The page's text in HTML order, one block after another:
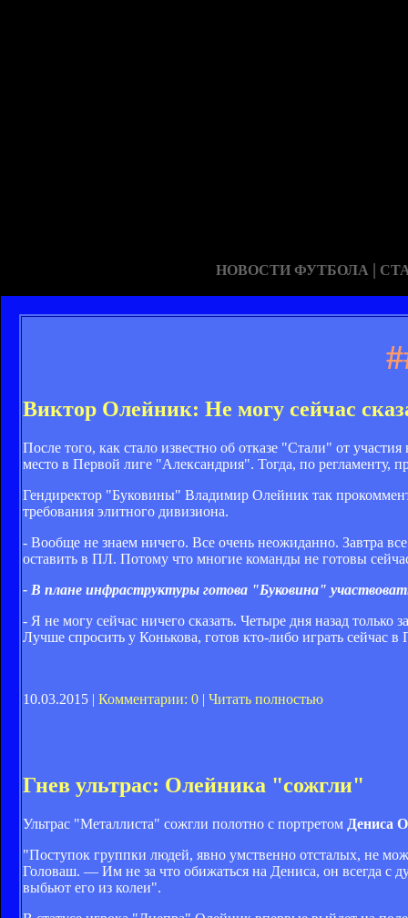
НОВОСТИ ФУТБОЛА |
Виктор Олейник: Не могу сейчас
После того, как стало известно об отказе "Стали" от
место в Первой лиге "Александрия". Тогда, по регламенту,
Гендиректор "Буковины" Владимир Олейник так
требования элитного дивизиона.
- Вообще не знаем ничего. Все очень неожиданно. Завтра
оставить в ПЛ. Потому что многие команды не готовы
- В плане инфраструктуры готова "Буковина"
- Я не могу сейчас ничего сказать. Четыре дня назад
Лучше спросить у Конькова, готов кто-либо играть сейчас
10.03.2015 | Комментарии: 0 | Читать полностью
Гнев ультрас: Олейника "сожгли"
Ультрас "Металлиста" сожгли полотно с портретом Дениса
"Поступок группки людей, явно умственно отсталых, не
Головаш. — Им не за что обижаться на Дениса, он всегда с
выбьют его из колеи".